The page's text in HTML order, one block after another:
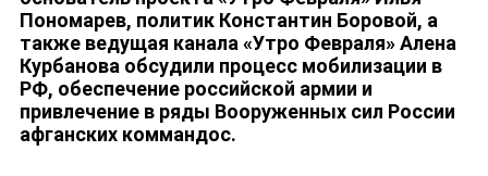
Пономарев, политик Константин Боровой, а
также ведущая канала «Утро Февраля» Алена
Курбанова обсудили процесс мобилизации в
РФ, обеспечение российской армии и
привлечение в ряды Вооруженных сил России
афганских коммандос.